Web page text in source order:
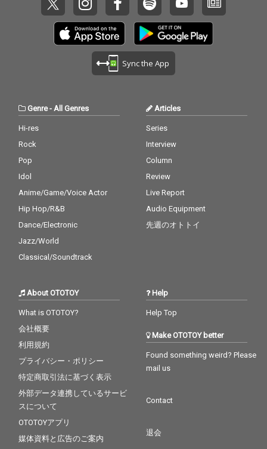
Sync the App
Genre- All Genres
Hi-res
Rock
Pop
Idol
Anime/Game/Voice Actor
Hip Hop/R&B
Dance/Electronic
Jazz/World
Classical/Soundtrack
Articles
Series
Interview
Column
Review
Live Report
Audio Equipment
先週のオトトイ
About OTOTOY
What is OTOTOY?
会社概要
利用規約
プライバシー・ポリシー
特定商取引法に基づく表示
外部データ連携しているサービ
スについて
OTOTOYアプリ
媒体資料と広告のご案内
Help
Help Top
Make OTOTOY better
Found something weird? Please
mail us
Contact
退会